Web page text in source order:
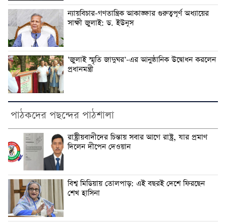
ন্যায়বিচার-গণতান্ত্রিক আকাঙ্ক্ষার গুরুত্বপূর্ণ অধ্যায়ের
সাক্ষী জুলাই: ড. ইউনূস
‘জুলাই স্মৃতি জাদুঘর’-এর আনুষ্ঠানিক উদ্বোধন করলেন
প্রধানমন্ত্রী
পাঠকদের পছন্দের পাঠশালা
‎রাষ্ট্রীয়বাদীদের চিন্তায় সবার আগে রাষ্ট্র, যার প্রমাণ
দিলেন দীপেন দেওয়ান
বিশ্ব মিডিয়ায় তোলপাড়: এই বছরই দেশে ফিরছেন
শেখ হাসিনা